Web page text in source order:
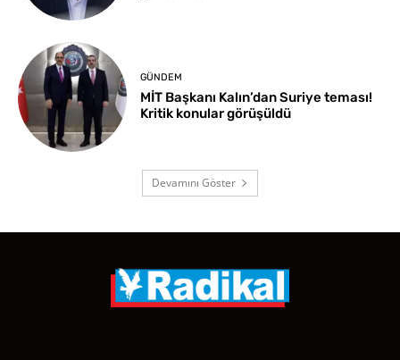
GÜNDEM
MİT Başkanı Kalın’dan Suriye teması!
Kritik konular görüşüldü
Devamını Göster